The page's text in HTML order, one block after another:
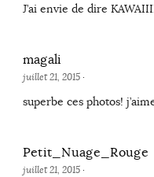
J’ai envie de dire
magali
juillet 21, 2015·
superbe ces photos!
Petit_Nuage_Rouge
juillet 21, 2015·